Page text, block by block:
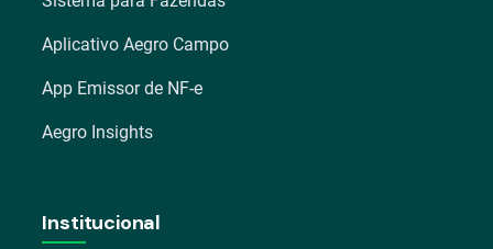
Aplicativo Aegro Campo
App Emissor de NF-e
Aegro Insights
Institucional